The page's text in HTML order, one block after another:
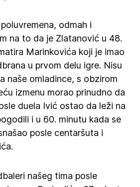
odmah i
na to da je Zlatanović u 48.
Marinkovića koji je imao
u prvom delu igre. Nisu
naše omladince, s obzirom
izmenu morao prinudno da
duela Ivić ostao da leži na
i u 60. minutu kada se
posle centaršuta i
našeg tima posle